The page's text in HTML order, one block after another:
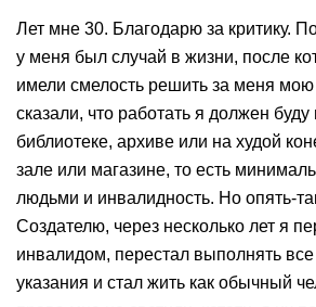
Лет мне 30. Благодарю за критику.
у меня был случай в жизни, после
имели смелость решить за меня
сказали, что работать я должен
библиотеке, архиве или на худой
зале или магазине, то есть
людьми и инвалидность. Но опять-
Создателю, через несколько лет я
инвалидом, перестал выполнять
указания и стал жить как обычный